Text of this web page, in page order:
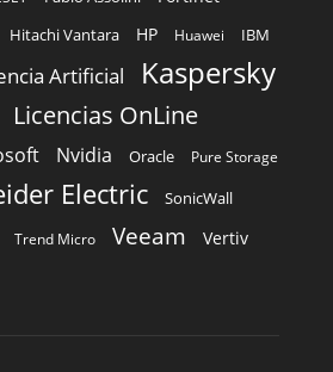
Hitachi Vantara HP Huawei IBM
Artificial Kaspersky
Licencias OnLine
Nvidia Oracle Pure Storage
Electric SonicWall
Trend Micro Veeam Vertiv